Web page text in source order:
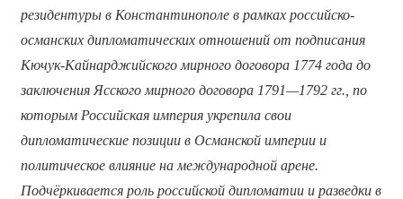
резидентуры в Константинополе в рамках российско-
османских дипломатических отношений от подписания
Кючук-Кайнарджийского мирного договора 1774 года до
заключения Ясского мирного договора 1791—1792 гг., по
которым Российская империя укрепила свои
дипломатические позиции в Османской империи и
политическое влияние на международной арене.
Подчёркивается роль российской дипломатии и разведки в